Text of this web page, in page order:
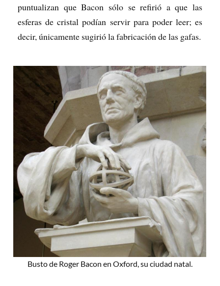
puntualizan que Bacon sólo se refirió a que las
esferas de cristal podían servir para poder leer; es
decir, únicamente sugirió la fabricación de las gafas.
Busto de Roger Bacon en Oxford, su ciudad natal.